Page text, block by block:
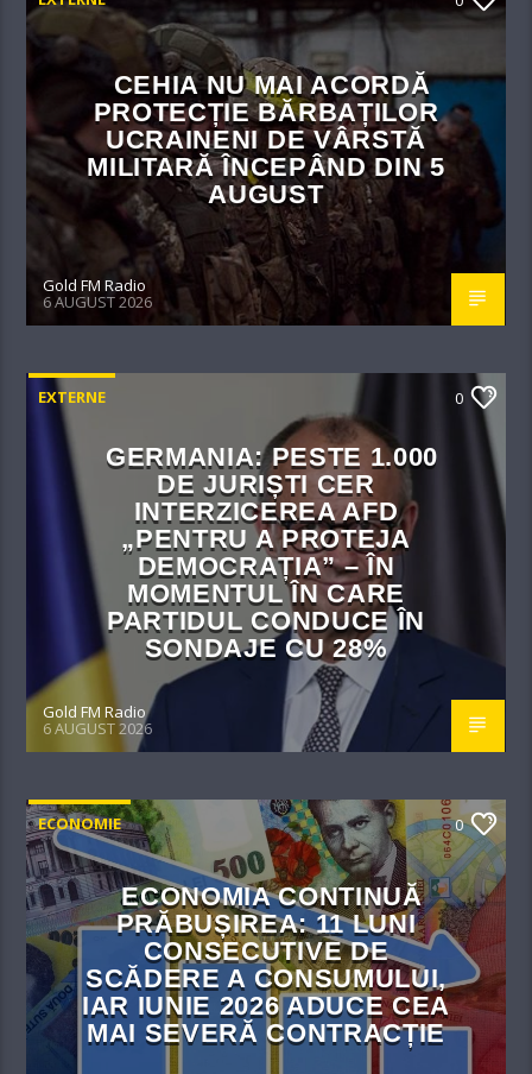
CEHIA NU MAI ACORDĂ
PROTECȚIE BĂRBAȚILOR
UCRAINENI DE VÂRSTĂ
MILITARĂ ÎNCEPÂND DIN 5
AUGUST
Gold FM Radio
6 AUGUST 2026
EXTERNE 0
GERMANIA: PESTE 1.000
DE JURIȘTI CER
INTERZICEREA AFD
„PENTRU A PROTEJA
DEMOCRAȚIA” – ÎN
MOMENTUL ÎN CARE
PARTIDUL CONDUCE ÎN
SONDAJE CU 28%
Gold FM Radio
6 AUGUST 2026
ECONOMIE 0
ECONOMIA CONTINUĂ
PRĂBUȘIREA: 11 LUNI
CONSECUTIVE DE
SCĂDERE A CONSUMULUI,
IAR IUNIE 2026 ADUCE CEA
MAI SEVERĂ CONTRACȚIE